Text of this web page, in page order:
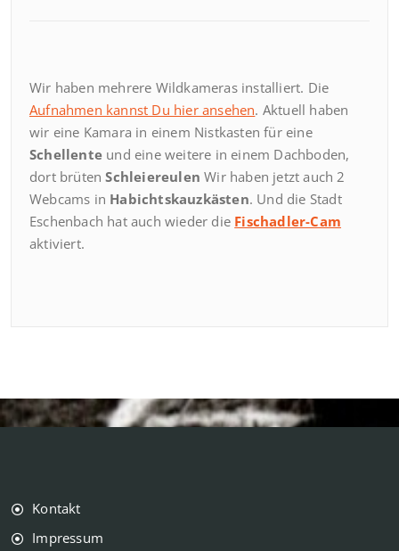
Wir haben mehrere Wildkameras installiert. Die
Aufnahmen kannst Du hier ansehen. Aktuell haben
wir eine Kamara in einem Nistkasten für eine
Schellente und eine weitere in einem Dachboden,
dort brütenSchleiereulen Wir haben jetzt auch 2
Webcams in Habichtskauzkästen. Und die Stadt
Eschenbach hat auch wieder die Fischadler-Cam
aktiviert.
Kontakt
Impressum